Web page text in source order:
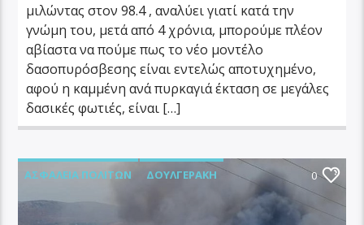
μιλώντας στον 98.4 , αναλύει γιατί κατά την
γνώμη του, μετά από 4 χρόνια, μπορούμε πλέον
αβίαστα να πούμε πως το νέο μοντέλο
δασοπυρόσβεσης είναι εντελώς αποτυχημένο,
αφού η καμμένη ανά πυρκαγιά έκταση σε μεγάλες
δασικές φωτιές, είναι […]
ΑΣΦΆΛΕΙΑ ΠΟΛΙΤΏΝ
ΔΟΥΛΓΕΡΆΚΗ
ΠΟΛΙΤΙΚΉ ΠΡΟΣΤΑΣΊΑ
0